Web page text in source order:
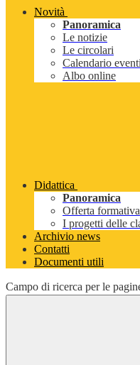
Novità
Panoramica
Le notizie
Le circolari
Calendario eventi
Albo online
Didattica
Panoramica
Offerta formativa
I progetti delle
Archivio news
Contatti
Documenti utili
Campo di ricerca per le